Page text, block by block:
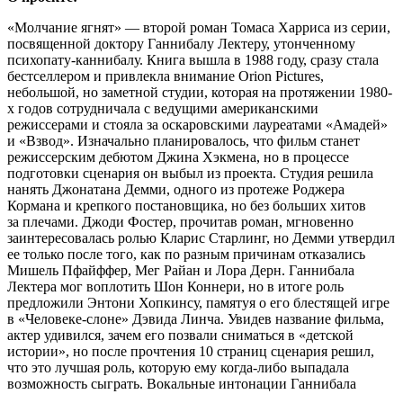
«Молчание ягнят» — второй роман Томаса Харриса из серии,
посвященной доктору Ганнибалу Лектеру, утонченному
психопату-каннибалу. Книга вышла в 1988 году, сразу стала
бестселлером и привлекла внимание Orion Pictures,
небольшой, но заметной студии, которая на протяжении 1980-
х годов сотрудничала с ведущими американскими
режиссерами и стояла за оскаровскими лауреатами «Амадей»
и «Взвод». Изначально планировалось, что фильм станет
режиссерским дебютом Джина Хэкмена, но в процессе
подготовки сценария он выбыл из проекта. Студия решила
нанять Джонатана Демми, одного из протеже Роджера
Кормана и крепкого постановщика, но без больших хитов
за плечами. Джоди Фостер, прочитав роман, мгновенно
заинтересовалась ролью Кларис Старлинг, но Демми утвердил
ее только после того, как по разным причинам отказались
Мишель Пфайффер, Мег Райан и Лора Дерн. Ганнибала
Лектера мог воплотить Шон Коннери, но в итоге роль
предложили Энтони Хопкинсу, памятуя о его блестящей игре
в «Человеке-слоне» Дэвида Линча. Увидев название фильма,
актер удивился, зачем его позвали сниматься в «детской
истории», но после прочтения 10 страниц сценария решил,
что это лучшая роль, которую ему когда-либо выпадала
возможность сыграть. Вокальные интонации Ганнибала